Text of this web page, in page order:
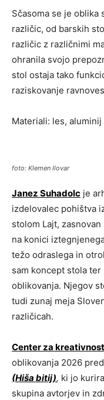
Sčasoma se je oblika
različic, od barskih
različic z različnimi
ohranila svojo
stol ostaja tako
raziskovanje
Materiali: les, aluminij
foto: Klemen Ilovar
Janez Suhadolc je
izdelovalec pohištva
stolom Lajt,
na konici
težo odraslega in
sam koncept stola
oblikovanja. Njegov
tudi zunaj meja
različicah.
Center za kreativnost
oblikovanja 2026
(Hiša bitij), ki jo
skupina avtorjev in